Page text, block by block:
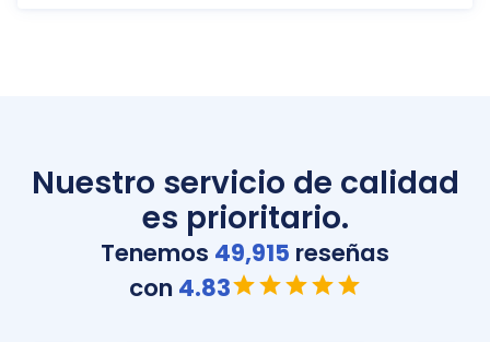
Nuestro servicio de calidad
es prioritario.
Tenemos 49,915 reseñas
con 4.83